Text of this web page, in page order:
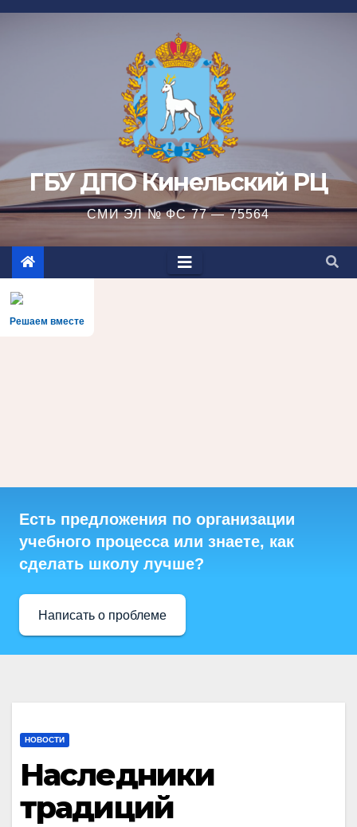
Перейти
ГБУ ДПО Кинельский РЦ
СМИ ЭЛ № ФС 77 — 75564
Решаем вместе
Есть предложения по организации
учебного процесса или знаете, как
сделать школу лучше?
Написать о проблеме
НОВОСТИ
Наследники
традиций